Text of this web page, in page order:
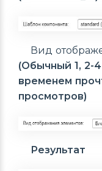
Вид
(Обычный 1, 2-
временем
просмотров)
Результат